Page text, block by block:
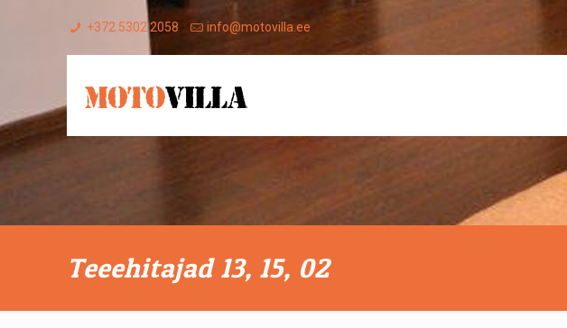
+372 5302 2058 info@motovilla.ee
Teeehitajad 13, 15, 02